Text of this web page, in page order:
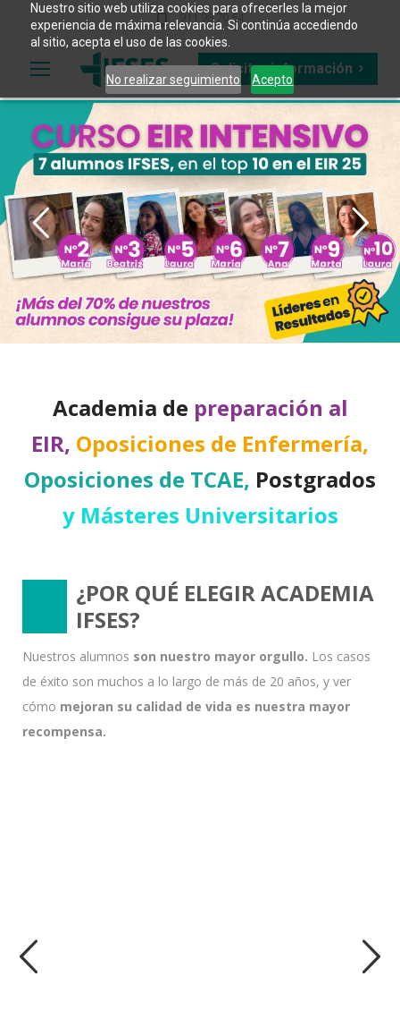
Nuestro sitio web utiliza cookies para ofrecerles la mejor
experiencia de máxima relevancia. Si continúa accediendo
al sitio, acepta el uso de las cookies.
No realizar seguimiento Acepto
911 98 70 64
Solicitar información
Academia de preparación al
EIR, Oposiciones de Enfermería,
Oposiciones de TCAE, Postgrados
y Másteres Universitarios
¿POR QUÉ ELEGIR ACADEMIA
IFSES?
Nuestros alumnos son nuestro mayor orgullo. Los casos
de éxito son muchos a lo largo de más de 20 años, y ver
cómo mejoran su calidad de vida es nuestra mayor
recompensa.